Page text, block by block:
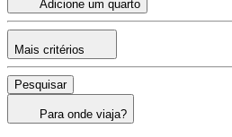
Adicione um quarto
Mais critérios
Pesquisar
Para onde viaja?